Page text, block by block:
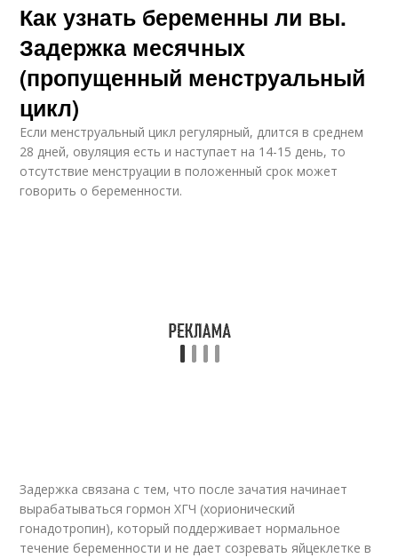
Беременность до
задержки
Тест на беременность
беременность
Беременность без
Как узнать беременны ли вы.
Задержка месячных
(пропущенный менструальный
цикл)
Если менструальный цикл регулярный, длится в среднем
28 дней, овуляция есть и наступает на 14-15 день, то
отсутствие менструации в положенный срок может
говорить о беременности.
Задержка связана с тем, что после зачатия начинает
вырабатываться гормон ХГЧ (хорионический
гонадотропин), который поддерживает нормальное
течение беременности и не дает созревать яйцеклетке в